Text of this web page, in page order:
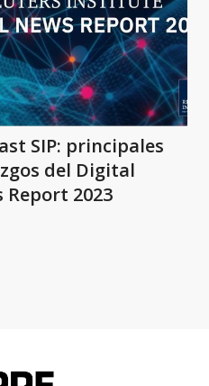
SIP: principales
del Digital
Report 2023